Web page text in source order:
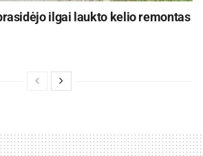
ilgai laukto kelio remontas